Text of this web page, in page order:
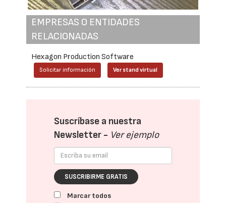
EMPRESAS O ENTIDADES
RELACIONADAS
Hexagon Production Software
Solicitar información Ver stand virtual
Suscríbase a nuestra
Newsletter - Ver ejemplo
SUSCRIBIRME GRATIS
Marcar todos